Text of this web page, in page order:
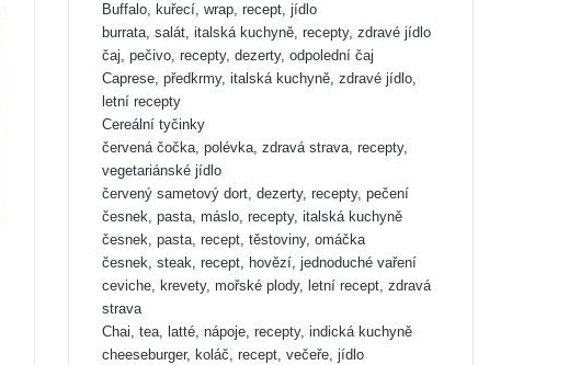
Buffalo, kuřecí, wrap, recept, jídlo
burrata, salát, italská kuchyně, recepty, zdravé jídlo
čaj, pečivo, recepty, dezerty, odpolední čaj
Caprese, předkrmy, italská kuchyně, zdravé jídlo,
letní recepty
Cereální tyčinky
červená čočka, polévka, zdravá strava, recepty,
vegetariánské jídlo
červený sametový dort, dezerty, recepty, pečení
česnek, pasta, máslo, recepty, italská kuchyně
česnek, pasta, recept, těstoviny, omáčka
česnek, steak, recept, hovězí, jednoduché vaření
ceviche, krevety, mořské plody, letní recept, zdravá
strava
Chai, tea, latté, nápoje, recepty, indická kuchyně
cheeseburger, koláč, recept, večeře, jídlo